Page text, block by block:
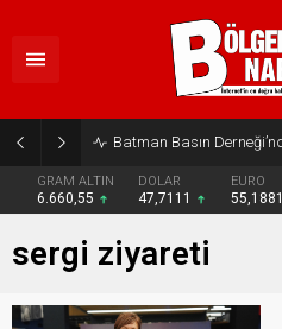
GRAM ALTIN
6.660,55
DOLAR
47,7111
EURO
55,1881
sergi ziyareti